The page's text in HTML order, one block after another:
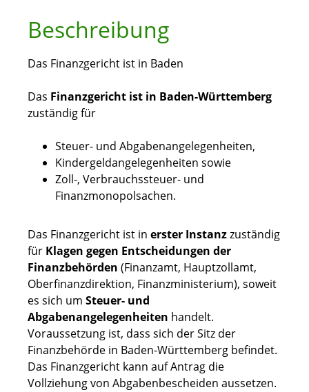
Beschreibung
Das Finanzgericht ist in Baden
Das Finanzgericht ist in Baden-Württemberg
zuständig für
Steuer- und Abgabenangelegenheiten,
Kindergeldangelegenheiten sowie
Zoll-, Verbrauchssteuer- und
Finanzmonopolsachen.
Das Finanzgericht ist in erster Instanzzuständig
für Klagen gegen Entscheidungen der
Finanzbehörden (Finanzamt, Hauptzollamt,
Oberfinanzdirektion, Finanzministerium), soweit
es sich um Steuer- und
Abgabenangelegenheiten handelt.
Voraussetzung ist, dass sich der Sitz der
Finanzbehörde in Baden-Württemberg befindet.
Das Finanzgericht kann auf Antrag die
Vollziehung von Abgabenbescheiden aussetzen.